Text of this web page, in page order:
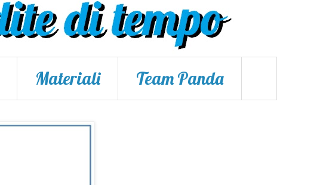
Materiali Team Panda